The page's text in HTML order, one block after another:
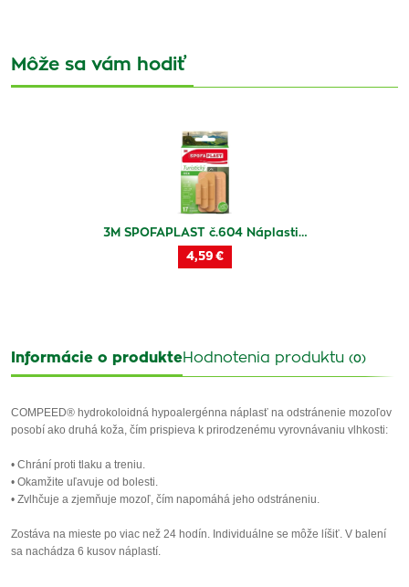
Môže sa vám hodiť
3M SPOFAPLAST č.604 Náplasti…
4,59 €
Informácie o produkteHodnotenia produktu (0)
COMPEED® hydrokoloidná hypoalergénna náplasť na odstránenie mozoľov
posobí ako druhá koža, čím prispieva k prirodzenému vyrovnávaniu vlhkosti:
• Chrání proti tlaku a treniu.
• Okamžite uľavuje od bolesti.
• Zvlhčuje a zjemňuje mozoľ, čím napomáhá jeho odstráneniu.
Zostáva na mieste po viac než 24 hodín. Individuálne se môže líšiť. V balení
sa nachádza 6 kusov náplastí.